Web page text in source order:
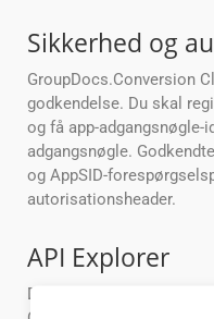
Sikkerhed og
GroupDocs.Conversion
godkendelse. Du skal
og få app-adgangsnøgle-
adgangsnøgle.
og AppSID-
autorisationsheader.
API Explorer
Den nemmeste måde at